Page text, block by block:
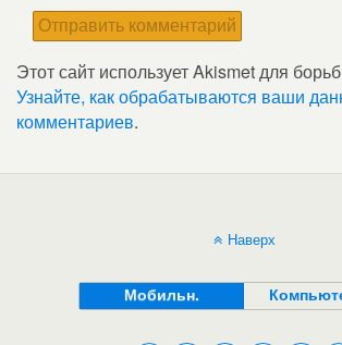
Этот сайт использует Akismet для
Узнайте, как обрабатываются ваши
комментариев.
Наверх
Мобильн.